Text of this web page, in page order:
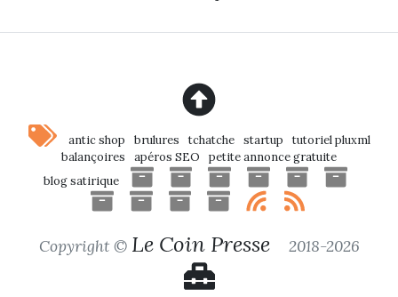
antic shop brulures tchatche startup
tutoriel pluxml
balançoires
apéros SEO
petite annonce gratuite
blog satirique
Copyright © Le Coin Presse 2018-2026